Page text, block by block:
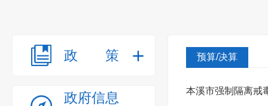
政策
政府信息
预算/决算
本溪市强制隔离戒